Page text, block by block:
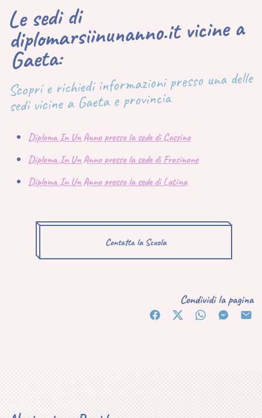
Le sedi di
diplomarsiinunanno.it vicine a
Gaeta:
Scopri e richiedi informazioni presso una delle
sedi vicine a Gaeta e provincia
Diploma In Un Anno presso la sede di Cassino
Diploma In Un Anno presso la sede di Frosinone
Diploma In Un Anno presso la sede di Latina
Contatta la Scuola
Condividi la pagina